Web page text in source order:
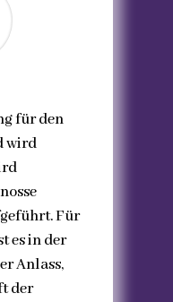
für den
wird
Für
es in der
Anlass,
der